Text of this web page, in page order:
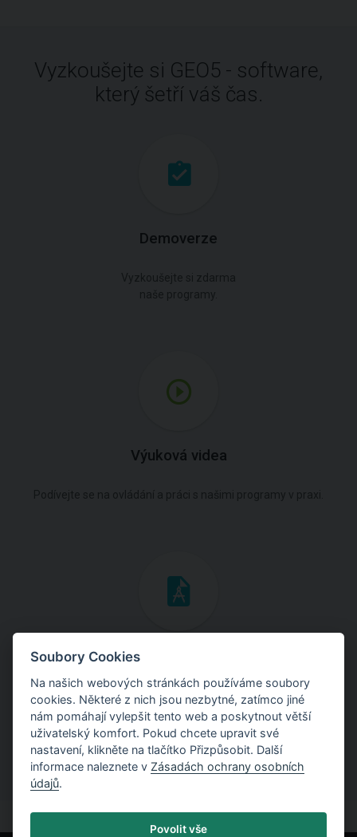
Vyzkoušejte si GEO5 - software,
který šetří váš čas.
Demoverze
Výuková videa
Inženýrské manuály
Stáhněte si manuály s teoretickými i praktickými ukázkami
použití programů.
Soubory Cookies
Na našich webových stránkách používáme soubory
cookies. Některé z nich jsou nezbytné, zatímco jiné
nám pomáhají vylepšit tento web a poskytnout větší
uživatelský komfort. Pokud chcete upravit své
nastavení, klikněte na tlačítko Přizpůsobit. Další
informace naleznete v Zásadách ochrany osobních
údajů.
Povolit vše